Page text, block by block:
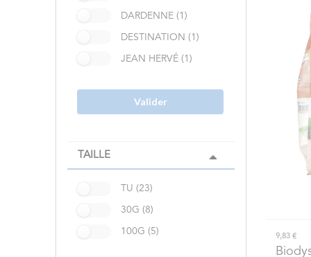
DARDENNE (1)
DESTINATION (1)
JEAN HERVÉ (1)
Valider
TAILLE
TU (23)
30G (8)
100G (5)
9,83 €